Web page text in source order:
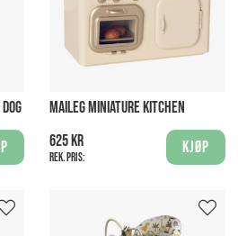
MAILEG MINIATURE KITCHEN
625 kr
Rek. pris:
Kjøp